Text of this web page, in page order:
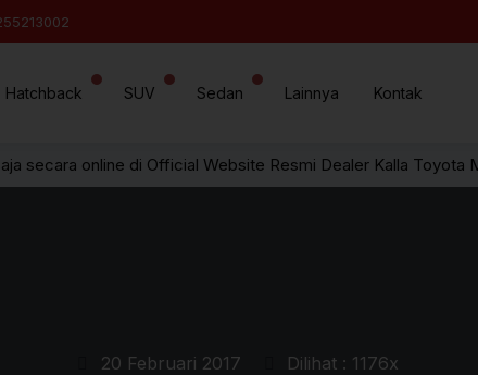
Hatchback SUV Sedan Lainnya Kontak
online di Official Website Resmi Dealer Kalla Toyota
20 Februari 2017 Dilihat : 1176x